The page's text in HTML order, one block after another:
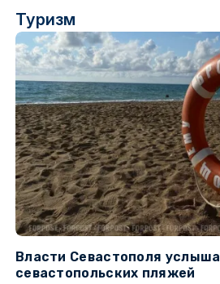
Туризм
Власти Севастополя
севастопольских пляжей